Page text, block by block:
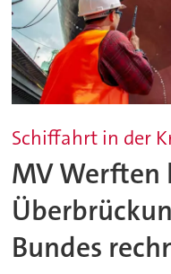
Schiffahrt in der
MV Werften
Bundes